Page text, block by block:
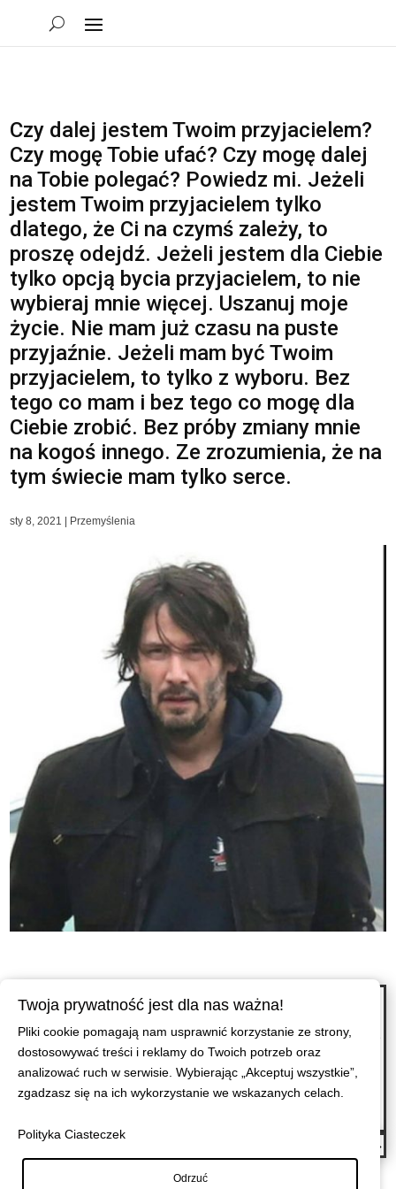
Czy dalej jestem Twoim przyjacielem?
Czy mogę Tobie ufać? Czy mogę dalej
na Tobie polegać? Powiedz mi. Jeżeli
jestem Twoim przyjacielem tylko
dlatego, że Ci na czymś zależy, to
proszę odejdź. Jeżeli jestem dla Ciebie
tylko opcją bycia przyjacielem, to nie
wybieraj mnie więcej. Uszanuj moje
życie. Nie mam już czasu na puste
przyjaźnie. Jeżeli mam być Twoim
przyjacielem, to tylko z wyboru. Bez
tego co mam i bez tego co mogę dla
Ciebie zrobić. Bez próby zmiany mnie
na kogoś innego. Ze zrozumienia, że na
tym świecie mam tylko serce.
sty 8, 2021 Przemyślenia
←Nie skupiaj się na ludziach, którzy mówią chcę, chcę, chcę. Na ludziach,
którzy czegoś pragną. Na ludziach, którzy mówią moje, moje, moje. Na tych,
co mówią ja. Odejdź od takich ludzi, którzy są głośni. Odejdź od miejsc, gdzie
jest hałas. Odejdź od relacji, których już nie czujesz. Sprawy z takimi ludźmi
nigdy nie zostaną rozwiązane. Wojny, które z nimi toczysz, nigdy nie zostaną
zakończone. Oni i tak, widzą tylko siebie. Szkoda życia, szkoda Twojego
→
Twoja prywatność jest dla nas ważna!
Pliki cookie pomagają nam usprawnić korzystanie ze strony,
dostosowywać treści i reklamy do Twoich potrzeb oraz
analizować ruch w serwisie. Wybierając „Akceptuj wszystkie”,
zgadzasz się na ich wykorzystanie we wskazanych celach.
Polityka Ciasteczek
Odrzuć